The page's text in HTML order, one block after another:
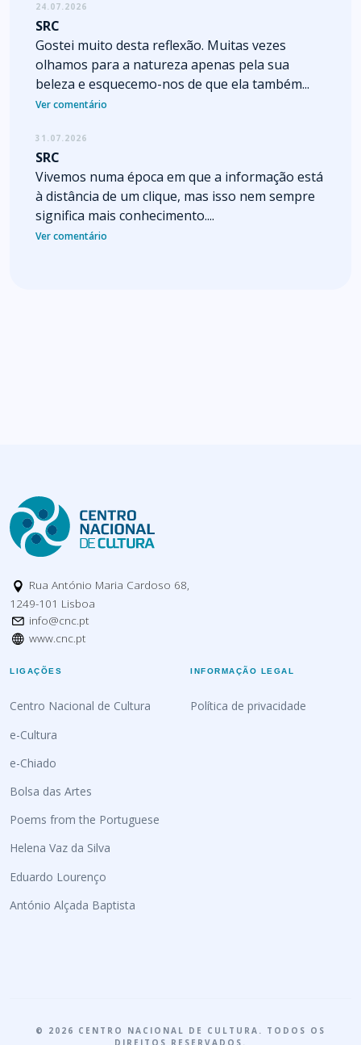
24.07.2026
SRC
Gostei muito desta reflexão. Muitas vezes
olhamos para a natureza apenas pela sua
beleza e esquecemo-nos de que ela também...
Ver comentário
31.07.2026
SRC
Vivemos numa época em que a informação está
à distância de um clique, mas isso nem sempre
significa mais conhecimento....
Ver comentário
Rua António Maria Cardoso 68,
1249-101 Lisboa
info@cnc.pt
www.cnc.pt
LIGAÇÕES
Centro Nacional de Cultura
e-Cultura
e-Chiado
Bolsa das Artes
Poems from the Portuguese
Helena Vaz da Silva
Eduardo Lourenço
António Alçada Baptista
INFORMAÇÃO LEGAL
Política de privacidade
© 2026 CENTRO NACIONAL DE CULTURA. TODOS OS
DIREITOS RESERVADOS.